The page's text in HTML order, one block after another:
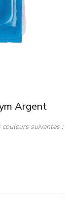
Argent
suivantes :